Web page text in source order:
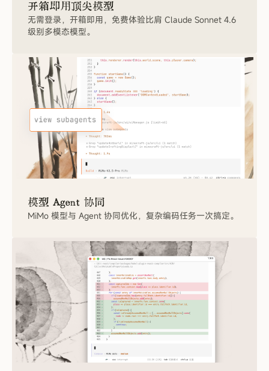
开箱即用顶尖模型
无需登录，开箱即用，免费体验比肩 Claude Sonnet 4.6
级别多模态模型。
模型 Agent 协同
MiMo 模型与 Agent 协同优化，复杂编码任务一次搞定。